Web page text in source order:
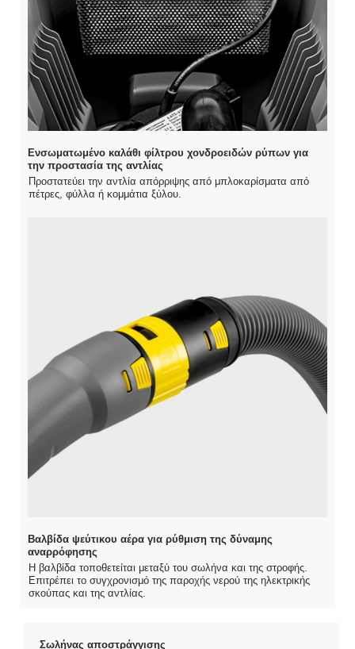
Ενσωματωμένο καλάθι φίλτρου χονδροειδών ρύπων για
την προστασία της αντλίας
Προστατεύει την αντλία απόρριψης από μπλοκαρίσματα από
πέτρες, φύλλα ή κομμάτια ξύλου.
Βαλβίδα ψεύτικου αέρα για ρύθμιση της δύναμης
αναρρόφησης
Η βαλβίδα τοποθετείται μεταξύ του σωλήνα και της στροφής.
Επιτρέπει το συγχρονισμό της παροχής νερού της ηλεκτρικής
σκούπας και της αντλίας.
Σωλήνας αποστράγγισης